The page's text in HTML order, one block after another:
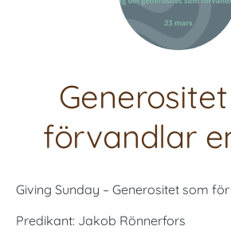
förvandlar
Giving Sunday – Generositet som
Predikant: Jakob Rönnerfors